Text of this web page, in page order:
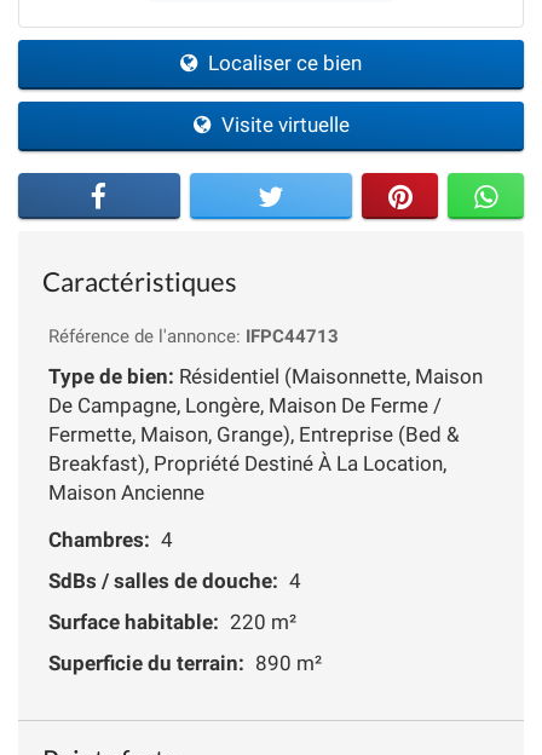
Localiser ce bien
Visite virtuelle
Caractéristiques
Référence de l'annonce: IFPC44713
Type de bien: Résidentiel (Maisonnette, Maison
De Campagne, Longère, Maison De Ferme /
Fermette, Maison, Grange), Entreprise (Bed &
Breakfast), Propriété Destiné À La Location,
Maison Ancienne
Chambres: 4
SdBs / salles de douche: 4
Surface habitable: 220 m²
Superficie du terrain: 890 m²